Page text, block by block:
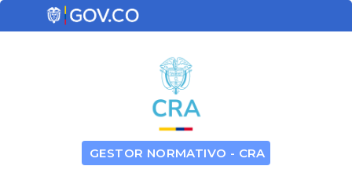
GESTOR NORMATIVO - CRA